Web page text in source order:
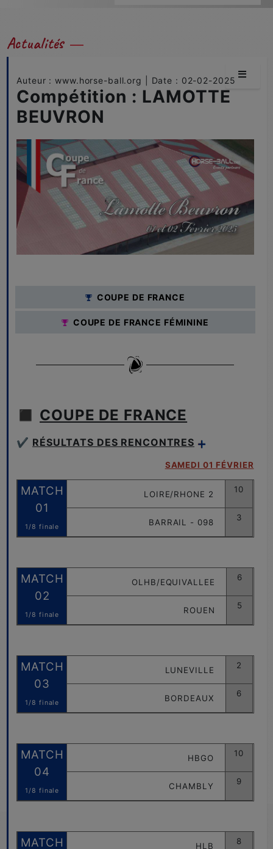
Actualités
Auteur : www.horse-ball.org | Date : 02-02-2025
Compétition : LAMOTTE
BEUVRON
COUPE DE FRANCE
COUPE DE FRANCE FÉMININE
◼️ COUPE DE FRANCE
✔️ RÉSULTATS DES RENCONTRES
SAMEDI 01 FÉVRIER
MATCH
01
1/8 finale
LOIRE/RHONE 2 10
BARRAIL - 098 3
MATCH
02
1/8 finale
OLHB/EQUIVALLEE 6
ROUEN 5
MATCH
03
1/8 finale
LUNEVILLE 2
BORDEAUX 6
MATCH
04
1/8 finale
HBGO 10
CHAMBLY 9
MATCH
HLB 8